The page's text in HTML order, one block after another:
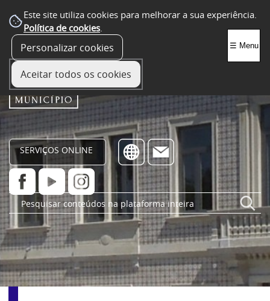
Este site utiliza cookies para melhorar a sua experiência.
Política de cookies.
Personalizar cookies
Aceitar todos os cookies
SERVIÇOS ONLINE
☰ Menu